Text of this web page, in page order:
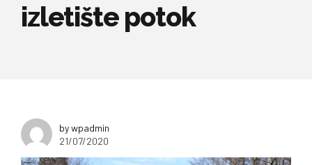
izletište potok
by wpadmin
21/07/2020